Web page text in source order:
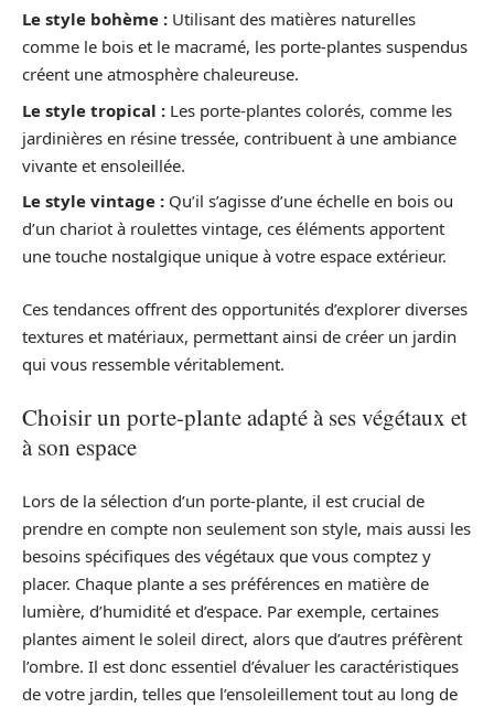
Le style bohème : Utilisant des matières naturelles
comme le bois et le macramé, les porte-plantes suspendus
créent une atmosphère chaleureuse.
Le style tropical : Les porte-plantes colorés, comme les
jardinières en résine tressée, contribuent à une ambiance
vivante et ensoleillée.
Le style vintage : Qu’il s’agisse d’une échelle en bois ou
d’un chariot à roulettes vintage, ces éléments apportent
une touche nostalgique unique à votre espace extérieur.
Ces tendances offrent des opportunités d’explorer diverses
textures et matériaux, permettant ainsi de créer un jardin
qui vous ressemble véritablement.
Choisir un porte-plante adapté à ses végétaux et
à son espace
Lors de la sélection d’un porte-plante, il est crucial de
prendre en compte non seulement son style, mais aussi les
besoins spécifiques des végétaux que vous comptez y
placer. Chaque plante a ses préférences en matière de
lumière, d’humidité et d’espace. Par exemple, certaines
plantes aiment le soleil direct, alors que d’autres préfèrent
l’ombre. Il est donc essentiel d’évaluer les caractéristiques
de votre jardin, telles que l’ensoleillement tout au long de